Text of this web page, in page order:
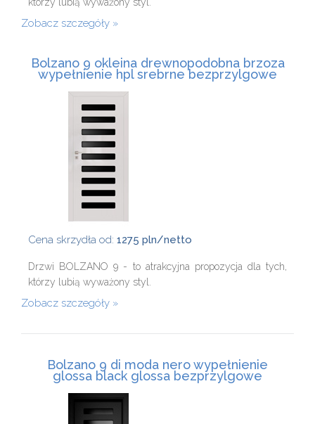
którzy lubią wyważony styl.
Zobacz szczegóły
Bolzano 9 okleina drewnopodobna brzoza
wypełnienie hpl srebrne bezprzylgowe
Cena skrzydła od: 1275 pln/netto
Drzwi BOLZANO 9 - to atrakcyjna propozycja dla tych,
którzy lubią wyważony styl.
Zobacz szczegóły
Bolzano 9 di moda nero wypełnienie
glossa black glossa bezprzylgowe